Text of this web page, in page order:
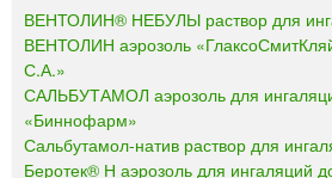
ВЕНТОЛИН® НЕБУЛЫ раствор для
ВЕНТОЛИН аэрозоль
С.А.»
САЛЬБУТАМОЛ аэрозоль для
«Биннофарм»
Сальбутамол-натив раствор для
Беротек® Н аэрозоль для ингаляций